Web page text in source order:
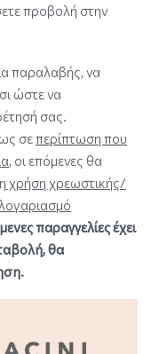
προβολή στην
παραλαβής, να
ώστε να
σας.
σεπερίπτωση που
, οι επόμενες θα
χρήση χρεωστικής/
παραγγελίες έχει
θα